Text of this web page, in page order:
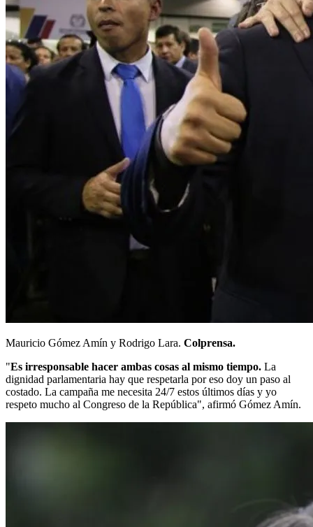
Mauricio Gómez Amín y Rodrigo Lara. Colprensa.
"Es irresponsable hacer ambas cosas al mismo tiempo. La
dignidad parlamentaria hay que respetarla por eso doy un paso al
costado. La campaña me necesita 24/7 estos últimos días y yo
respeto mucho al Congreso de la República", afirmó Gómez Amín.